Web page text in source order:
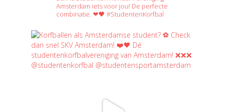
Amsterdam iets voor jou! De perfecte
combinatie. ❤🖤 #StudentenKorfbal